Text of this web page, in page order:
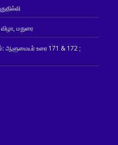
மதுரை
ஆளுமையர் உரை 171 & 172 ;